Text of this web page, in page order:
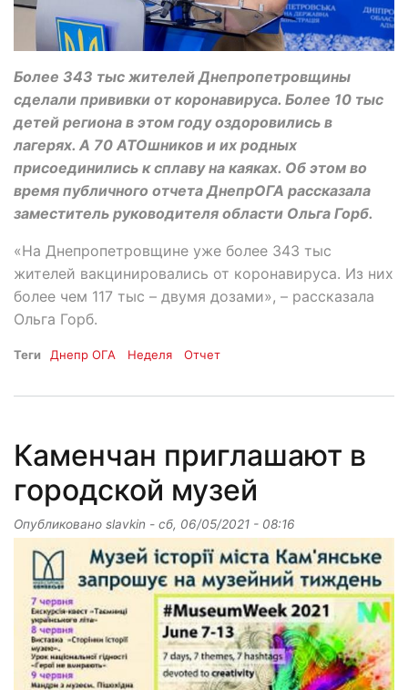
Более 343 тыс жителей Днепропетровщины
сделали прививки от коронавируса. Более 10 тыс
детей региона в этом году оздоровились в
лагерях. А 70 АТОшников и их родных
присоединились к сплаву на каяках. Об этом во
время публичного отчета ДнепрОГА рассказала
заместитель руководителя области Ольга Горб.
«На Днепропетровщине уже более 343 тыс
жителей вакцинировались от коронавируса. Из них
более чем 117 тыс – двумя дозами», – рассказала
Ольга Горб.
Теги Днепр ОГА Неделя Отчет
Каменчан приглашают в
городской музей
Опубликовано slavkin - сб, 06/05/2021 - 08:16